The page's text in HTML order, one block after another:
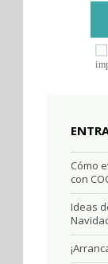
Cómo
con
Ideas